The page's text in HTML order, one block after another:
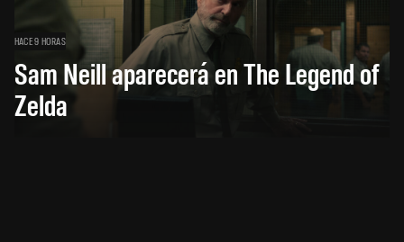
HACE 9 HORAS
Sam Neill aparecerá en The Legend of
Zelda